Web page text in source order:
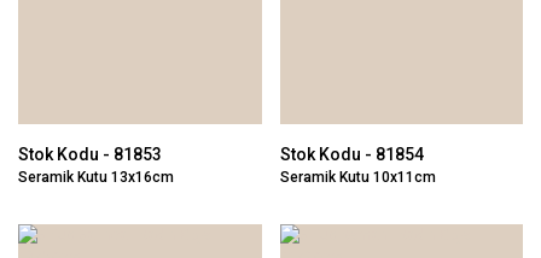
Stok Kodu - 81853
Seramik Kutu 13x16cm
Stok Kodu - 81854
Seramik Kutu 10x11cm